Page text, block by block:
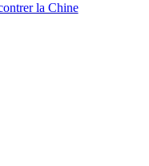
la Chine